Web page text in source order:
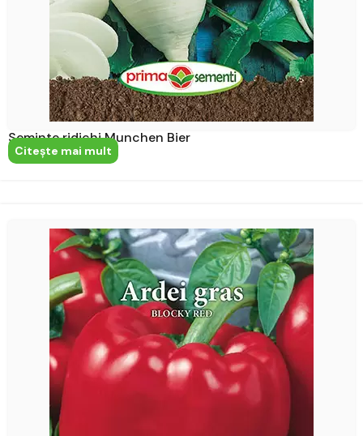
Seminte ridichi Munchen Bier
Citeşte mai mult